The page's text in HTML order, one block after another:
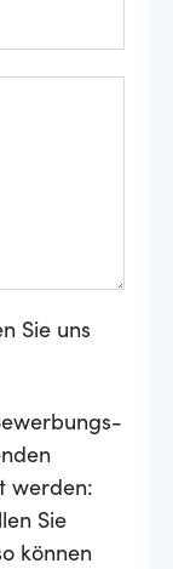
Sie uns
werden:
Sie
können